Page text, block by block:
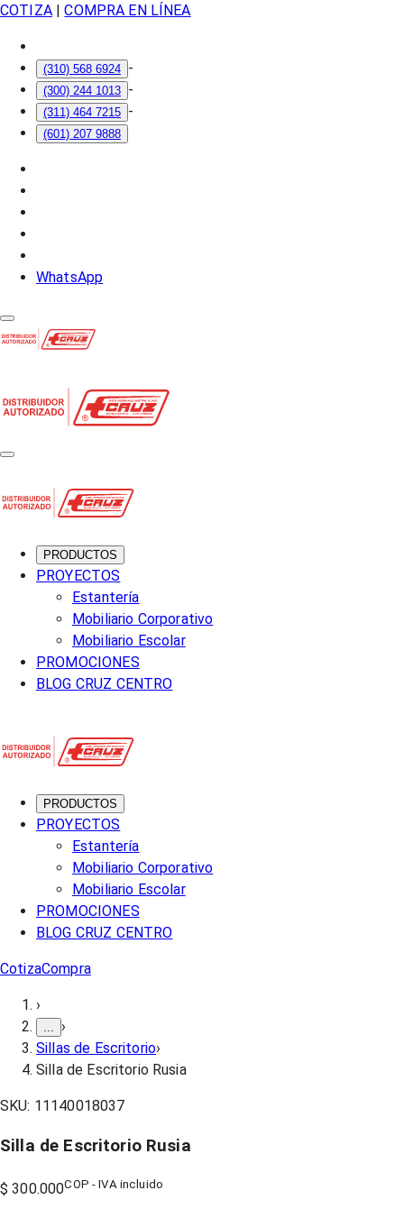
COTIZA| COMPRA EN LÍNEA
(310) 568 6924 -
(300) 244 1013 -
(311) 464 7215 -
(601) 207 9888
WhatsApp
PRODUCTOS
PROYECTOS
Estantería
Mobiliario Corporativo
Mobiliario Escolar
PROMOCIONES
BLOG CRUZ CENTRO
PRODUCTOS
PROYECTOS
Estantería
Mobiliario Corporativo
Mobiliario Escolar
PROMOCIONES
BLOG CRUZ CENTRO
CotizaCompra
›
›
Sillas de Escritorio›
Silla de Escritorio Rusia
SKU: 11140018037
Silla de Escritorio Rusia
$ 300.000COP - IVA incluido